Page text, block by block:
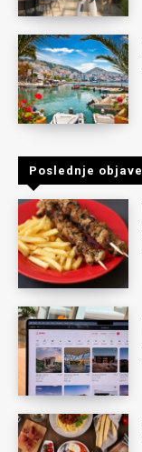
Poslednje objave